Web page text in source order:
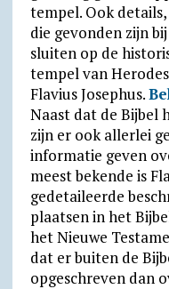
tempel. Ook
die gevonden zijn
sluiten op de
tempel van
Flavius Josephus.
Naast dat de Bijbel
zijn er ook allerlei
informatie geven
meest bekende is
gedetaileerde
plaatsen in het
het Nieuwe
dat er buiten de
opgeschreven dan